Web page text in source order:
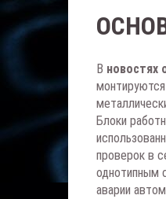
В новостях
Блоки
проверок в
однотипным
аварии